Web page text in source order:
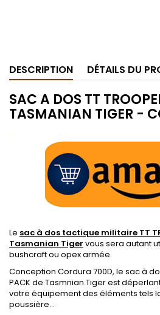
DESCRIPTION DÉTAILS DU
SAC A DOS TT
TASMANIAN TIGER -
.
Le sac à dos tactique militaire TT
Tasmanian Tiger vous sera autant
bushcraft ou opex armée.
Conception Cordura 700D, le sac à
PACK de Tasmnian Tiger est
votre équipement des éléments tels
poussière...